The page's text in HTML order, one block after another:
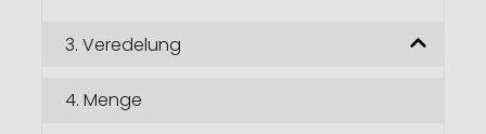
3. Veredelung
4. Menge